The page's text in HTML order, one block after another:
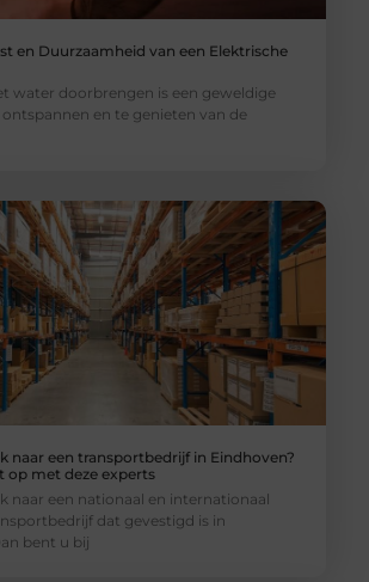
en Duurzaamheid van een Elektrische
water doorbrengen is een geweldige
en te genieten van de
naar een transportbedrijf in Eindhoven?
op met deze experts
naar een nationaal en internationaal
dat gevestigd is in
bent u bij